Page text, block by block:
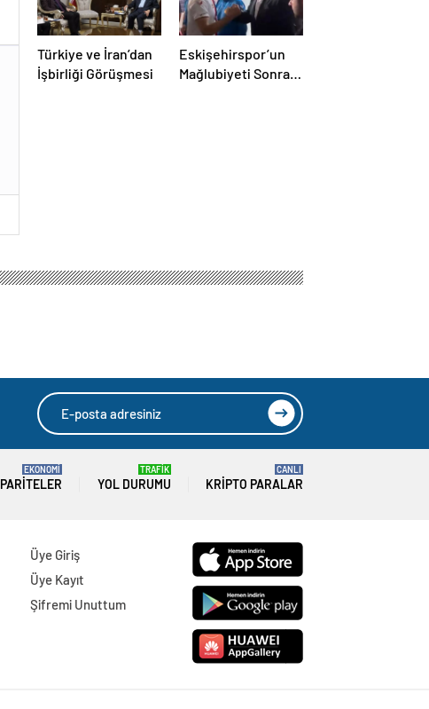
Türkiye ve İran’dan
İşbirliği Görüşmesi
Eskişehirspor’un
Mağlubiyeti Sonrası
PARITELER
EKONOMİ
YOL DURUMU
TRAFİK
KRIPTO PARALAR
CANLI
Üye Giriş
Üye Kayıt
Şifremi Unuttum